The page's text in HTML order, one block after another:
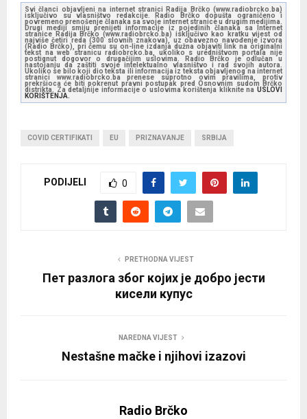
Svi članci objavljeni na internet stranici Radija Brčko (www.radiobrcko.ba)
isključivo su vlasništvo redakcije. Radio Brčko dopušta ograničeno i
povremeno prenošenje članaka sa svoje internet stranice u drugim medijima.
Drugi mediji smiju prenijeti informacije iz pojedinih članaka sa Internet
stranice Radija Brčko (www.radiobrcko.ba) isključivo kao kratku vijest od
najviše četiri reda (300 slovnih znakova), uz obavezno navođenje izvora
(Radio Brčko), pri čemu su on-line izdanja dužna objaviti link na originalni
tekst na web stranicu radiobrcko.ba, ukoliko s uredništvom portala nije
postignut dogovor o drugačijim uslovima. Radio Brčko je odlučan u
nastojanju da zaštiti svoje intelektualno vlasništvo i rad svojih autora.
Ukoliko se bilo koji dio teksta ili informacija iz teksta objavljenog na internet
stranici www.radiobrcko.ba prenese suprotno ovim pravilima, protiv
prekršioca će biti pokrenut pravni postupak pred Osnovnim sudom Brčko
distrikta. Za detaljnije informacije o uslovima korištenja kliknite na USLOVI
KORIŠTENJA.
COVID CERTIFIKATI EU PRIZNAVANJE SRBIJA
PODIJELI 0
PRETHODNA VIJEST
Пет разлога због којих је добро јести
кисели купус
NAREDNA VIJEST
Nestašne mačke i njihovi izazovi
Radio Brčko